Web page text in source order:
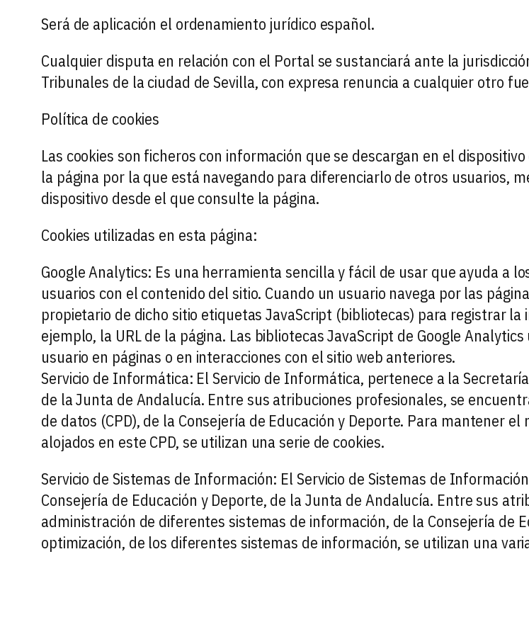
Será de aplicación el ordenamiento jurídico español.
Cualquier disputa en relación con el Portal se sustanciará ante la
Tribunales de la ciudad de Sevilla, con expresa renuncia a cualquier otro
Política de cookies
Las cookies son ficheros con información que se descargan en el
la página por la que está navegando para diferenciarlo de otros usuarios,
dispositivo desde el que consulte la página.
Cookies utilizadas en esta página:
Google Analytics: Es una herramienta sencilla y fácil de usar que ayuda a
usuarios con el contenido del sitio. Cuando un usuario navega por las
propietario de dicho sitio etiquetas JavaScript (bibliotecas) para registrar
ejemplo, la URL de la página. Las bibliotecas JavaScript de Google
usuario en páginas o en interacciones con el sitio web anteriores.
Servicio de Informática: El Servicio de Informática, pertenece a la
de la Junta de Andalucía. Entre sus atribuciones profesionales, se
de datos (CPD), de la Consejería de Educación y Deporte. Para mantener
alojados en este CPD, se utilizan una serie de cookies.
Servicio de Sistemas de Información: El Servicio de Sistemas de
Consejería de Educación y Deporte, de la Junta de Andalucía. Entre sus
administración de diferentes sistemas de información, de la Consejería de
optimización, de los diferentes sistemas de información, se utilizan una